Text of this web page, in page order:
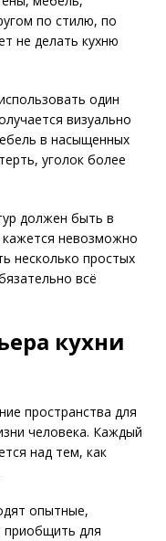
по стилю, по
не делать кухню
один
визуально
в насыщенных
уголок более
должен быть в
кажется невозможно
несколько простых
всё
кухни
пространства для
человека. Каждый
над тем, как
опытные,
для